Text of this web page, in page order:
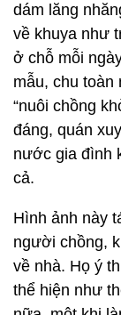
dám lăng
về khuya như
ở chỗ mỗi
mẫu, chu toàn
“nuôi chồng
đáng, quán
nước gia đình
cả.
Hình ảnh này
người chồng,
về nhà. Họ ý
thể hiện như